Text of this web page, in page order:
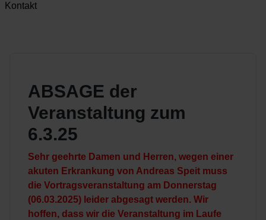
Kontakt
ABSAGE der
Veranstaltung zum
6.3.25
Sehr geehrte Damen und Herren, wegen einer
akuten Erkrankung von Andreas Speit muss
die Vortragsveranstaltung am Donnerstag
(06.03.2025) leider abgesagt werden. Wir
hoffen, dass wir die Veranstaltung im Laufe